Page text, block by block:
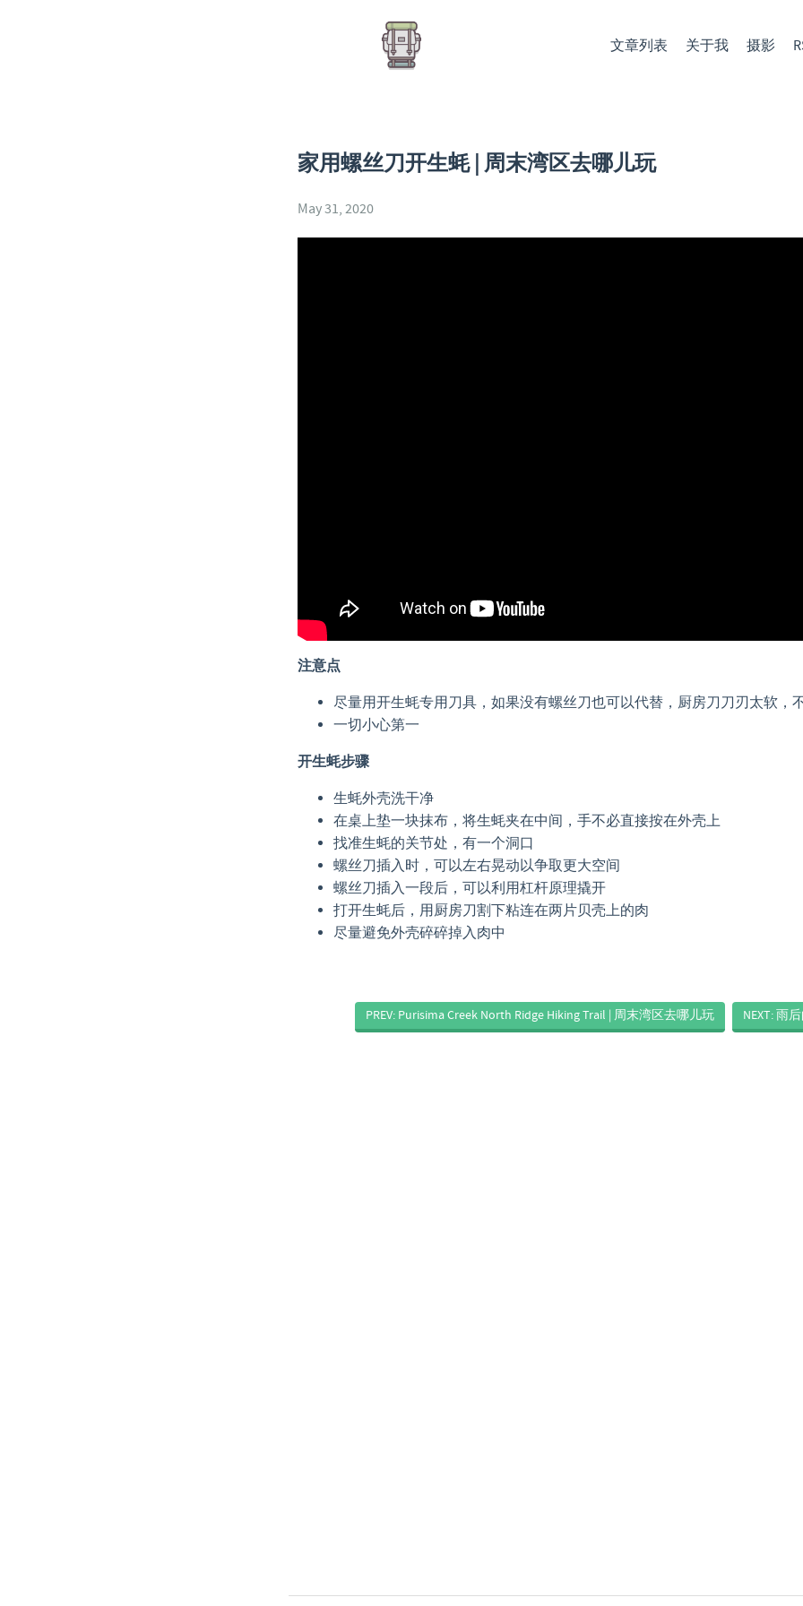
文章列表 关于我 摄影
家用螺丝刀开生蚝 | 周末湾区去哪儿玩
May 31, 2020
注意点
尽量用开生蚝专用刀具，如果没有螺丝刀也可以代替，厨房刀刀刃太软，
一切小心第一
开生蚝步骤
生蚝外壳洗干净
在桌上垫一块抹布，将生蚝夹在中间，手不必直接按在外壳上
找准生蚝的关节处，有一个洞口
螺丝刀插入时，可以左右晃动以争取更大空间
螺丝刀插入一段后，可以利用杠杆原理撬开
打开生蚝后，用厨房刀割下粘连在两片贝壳上的肉
尽量避免外壳碎碎掉入肉中
PREV: Purisima Creek North Ridge Hiking Trail | 周末湾区去哪儿玩 NEXT: 雨